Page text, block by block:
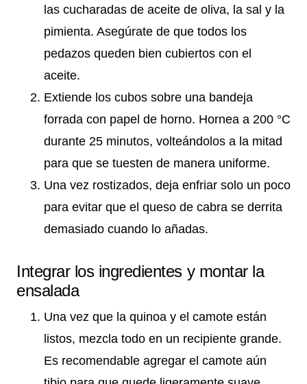
las cucharadas de aceite de oliva, la sal y la
pimienta. Asegúrate de que todos los
pedazos queden bien cubiertos con el
aceite.
Extiende los cubos sobre una bandeja
forrada con papel de horno. Hornea a 200 °C
durante 25 minutos, volteándolos a la mitad
para que se tuesten de manera uniforme.
Una vez rostizados, deja enfriar solo un poco
para evitar que el queso de cabra se derrita
demasiado cuando lo añadas.
Integrar los ingredientes y montar la
ensalada
Una vez que la quinoa y el camote están
listos, mezcla todo en un recipiente grande.
Es recomendable agregar el camote aún